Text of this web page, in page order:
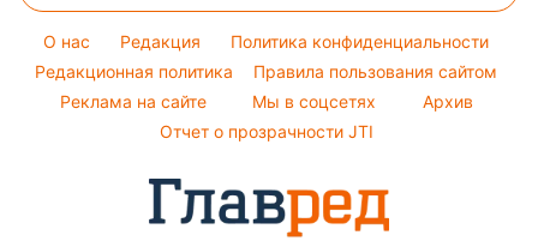
Алла Пугачева
Максим Галкин
Настя Каменских
Курс валют
Погода на сегодня
Погода на завтра
Пылевая буря
O нас Редакция
Политика конфиденциальности
Редакционная политика
Правила пользования сайтом
Реклама на сайте
Мы в соцсетях
Архив
Отчет о прозрачности JTI